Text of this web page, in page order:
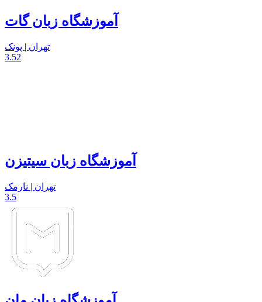
آموزشگاه زبان گات
تهران | پونک
3.52
آموزشگاه زبان سیتیزن
تهران | نارمک
3.5